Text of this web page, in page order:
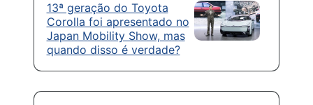
13ª geração do Toyota
Corolla foi apresentado no
Japan Mobility Show, mas
quando disso é verdade?